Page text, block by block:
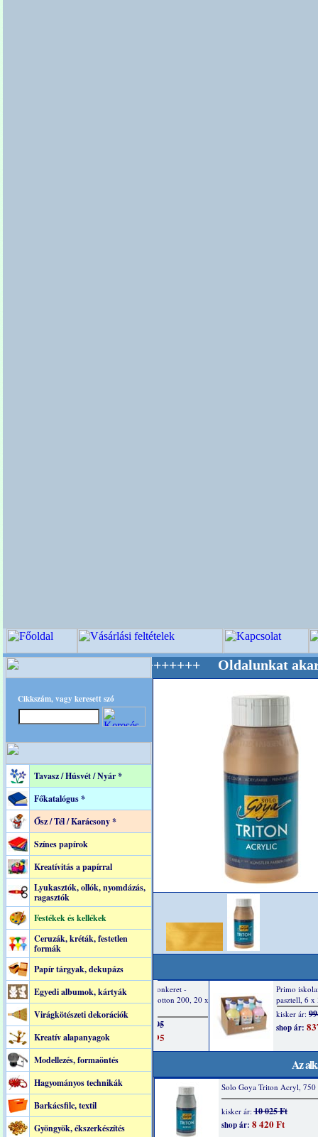
Cikkszám, vagy keresett szó
Tavasz / Húsvét / Nyár *
Főkatalógus *
Ősz / Tél / Karácsony *
Színes papírok
Kreatívitás a papírral
Lyukasztók, ollók, nyomdázás,
ragasztók
Festékek és kellékek
Ceruzák, kréták, festetlen
formák
Papír tárgyak, dekupázs
Egyedi albumok, kártyák
Virágkötészeti dekorációk
Kreatív alapanyagok
Modellezés, formaöntés
Hagyományos technikák
Barkácsfilc, textil
Gyöngyök, ékszerkészítés
Mestere! +++++++ Oldalunkat akarattal
Az
Solo Goya Triton Acryl, 750
kisker ár:10 025 Ft
shop ár: 8 420 Ft